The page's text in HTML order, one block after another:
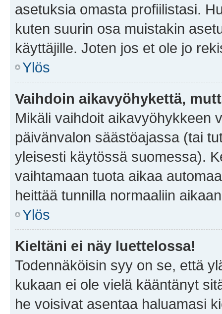
asetuksia omasta profiilistasi.
kuten suurin osa muistakin
käyttäjille. Joten jos et ole jo
Ylös
Vaihdoin aikavyöhykettä,
Mikäli vaihdoit aikavyöhykkeen
päivänvalon säästöajassa (tai
yleisesti käytössä suomessa).
vaihtamaan tuota aikaa
heittää tunnilla normaaliin
Ylös
Kieltäni ei näy luettelossa!
Todennäköisin syy on se, että
kukaan ei ole vielä kääntänyt
he voisivat asentaa haluamasi